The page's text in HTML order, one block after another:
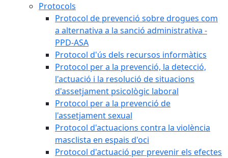
Protocols
Protocol de prevenció sobre drogues com
a alternativa a la sanció administrativa -
PPD-ASA
Protocol d'ús dels recursos informàtics
Protocol per a la prevenció, la detecció,
l'actuació i la resolució de situacions
d'assetjament psicològic laboral
Protocol per a la prevenció de
l'assetjament sexual
Protocol d'actuacions contra la violència
masclista en espais d'oci
Protocol d'actuació per prevenir els efectes